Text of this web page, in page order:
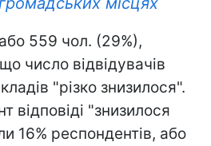
559 чол. (29%),
число відвідувачів
"різко знизилося".
відповіді "знизилося
16% респондентів, або